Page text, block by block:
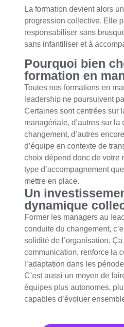
La formation devient alors
progression collective. Elle
responsabiliser sans
sans infantiliser et à
Pourquoi bien
formation en
Toutes nos formations en
leadership ne poursuivent
Certaines sont centrées sur
managériale, d’autres sur la
changement, d’autres
d’équipe en contexte de
choix dépend donc de votre
type d’accompagnement
mettre en place.
Un
dynamique
Former les managers au
conduite du changement,
solidité de l’organisation.
communication, renforce la
l’adaptation dans les
C’est aussi un moyen de
équipes plus autonomes,
capables d’évoluer